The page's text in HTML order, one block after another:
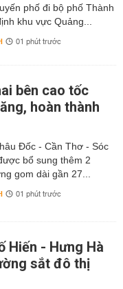
phố đi bộ phố Thành
khu vực Quảng...
01 phút trước
bên cao tốc
hoàn thành
Đốc - Cần Thơ - Sóc
bổ sung thêm 2
gom dài gần 27...
01 phút trước
Hiến - Hưng Hà
sắt đô thị